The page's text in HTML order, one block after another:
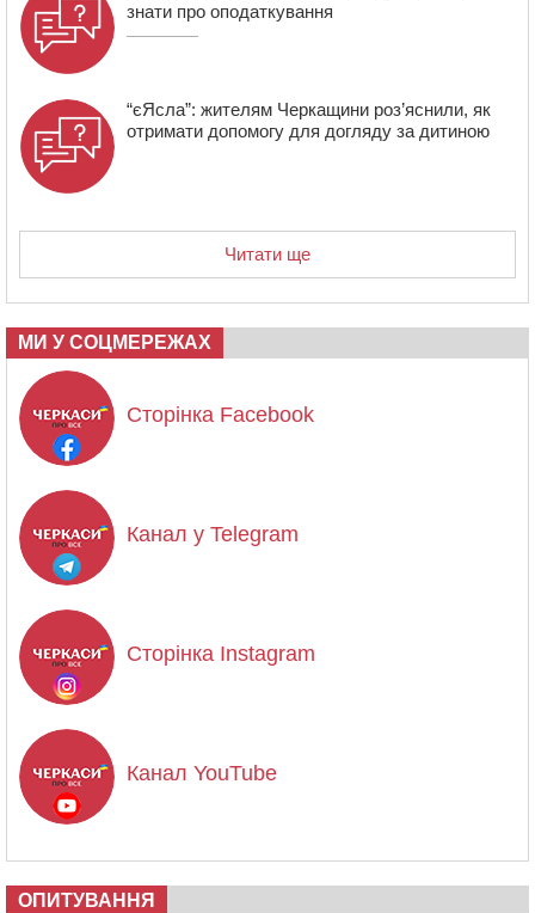
знати про оподаткування
“єЯсла”: жителям Черкащини роз’яснили, як
отримати допомогу для догляду за дитиною
Читати ще
МИ У СОЦМЕРЕЖАХ
Сторінка Facebook
Канал у Telegram
Сторінка Instagram
Канал YouTube
ОПИТУВАННЯ